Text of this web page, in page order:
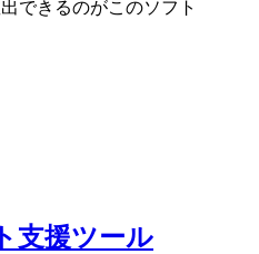
できるのがこのソフト
支援ツール